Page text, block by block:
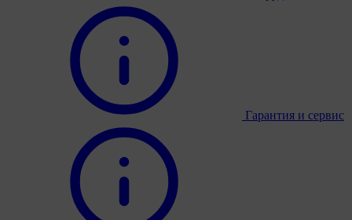
Гарантия и сервис